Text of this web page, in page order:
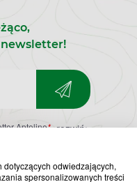
odwiedzających,
spersonalizowanych treści
newsletter!
Apteline* rozwiń>